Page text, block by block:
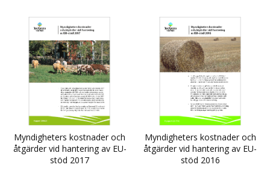
Myndigheters kostnader och
åtgärder vid hantering av EU-
stöd 2017
Myndigheters kostnader och
åtgärder vid hantering av EU-
stöd 2016